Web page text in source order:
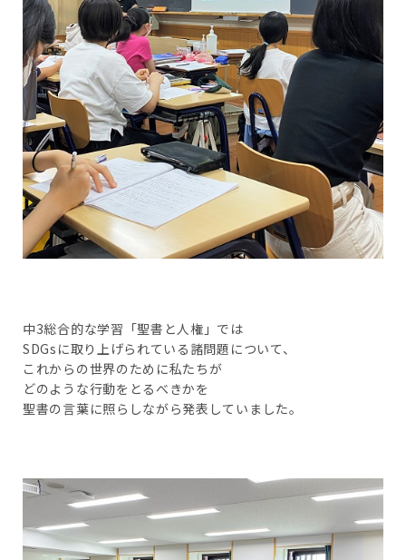
中3総合的な学習「聖書と人権」では
SDGsに取り上げられている諸問題について、
これからの世界のために私たちが
どのような行動をとるべきかを
聖書の言葉に照らしながら発表していました。